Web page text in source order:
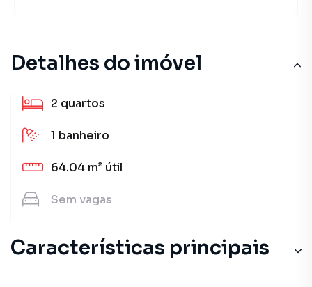
Detalhes do imóvel
2 quartos
1 banheiro
64.04 m² útil
Sem vagas
Características principais